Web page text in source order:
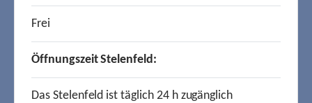
Frei
Öffnungszeit Stelenfeld:
Das Stelenfeld ist täglich 24 h zugänglich